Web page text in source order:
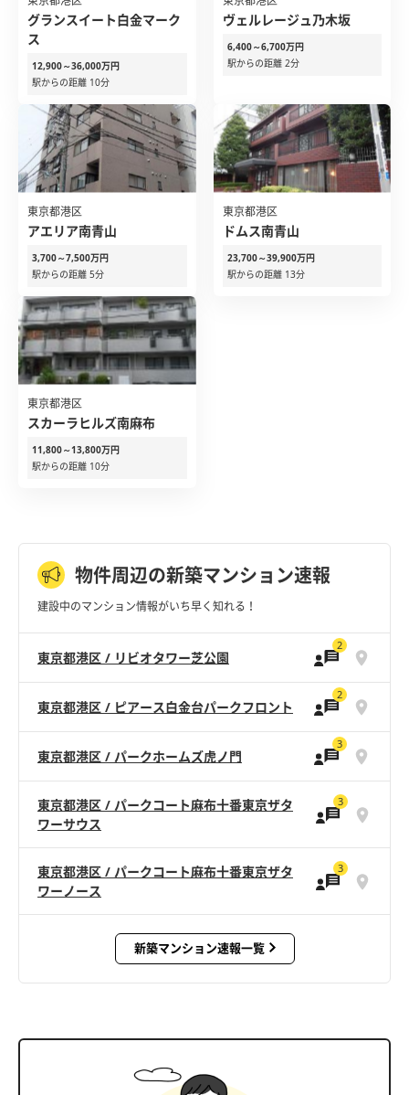
グランスイート白金マーク
ス
12,900～36,000万円
駅からの距離 10分
ヴェルレージュ乃木坂
6,400～6,700万円
駅からの距離 2分
東京都港区
アエリア南青山
3,700～7,500万円
駅からの距離 5分
東京都港区
ドムス南青山
23,700～39,900万円
駅からの距離 13分
東京都港区
スカーラヒルズ南麻布
11,800～13,800万円
駅からの距離 10分
物件周辺の新築マンション速報
建設中のマンション情報がいち早く知れる！
東京都港区 / リビオタワー芝公園
2
東京都港区 / ピアース白金台パークフロント
2
東京都港区 / パークホームズ虎ノ門
3
東京都港区 / パークコート麻布十番東京ザタ
ワーサウス
3
東京都港区 / パークコート麻布十番東京ザタ
ワーノース
3
新築マンション速報一覧